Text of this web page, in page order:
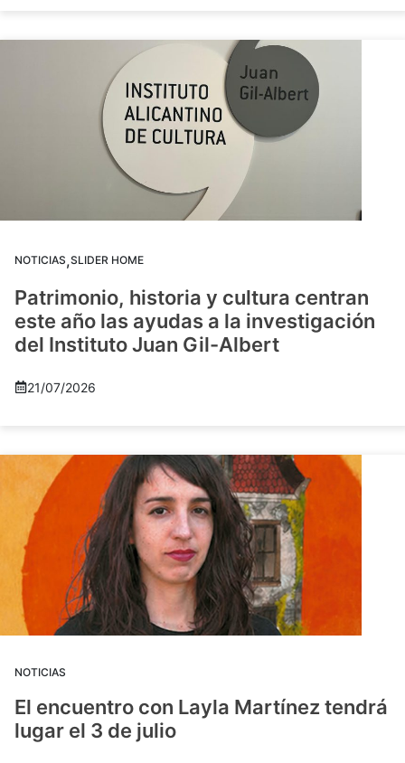
NOTICIAS,SLIDER HOME
Patrimonio, historia y cultura centran
este año las ayudas a la investigación
del Instituto Juan Gil-Albert
21/07/2026
NOTICIAS
El encuentro con Layla Martínez tendrá
lugar el 3 de julio